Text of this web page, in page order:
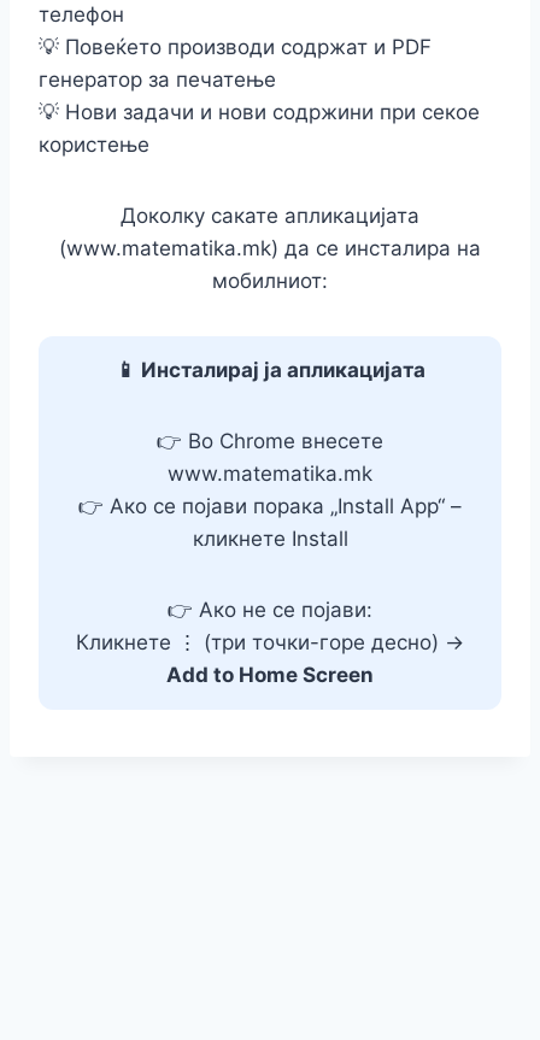
телефон
💡 Повеќето производи содржат и PDF
генератор за печатење
💡 Нови задачи и нови содржини при секое
користење
Доколку сакате апликацијата
(www.matematika.mk) да се инсталира на
мобилниот:
📱 Инсталирај ја апликацијата
👉 Во Chrome внесете
www.matematika.mk
👉 Ако се појави порака „Install App“ –
кликнете Install
👉 Ако не се појави:
Кликнете ⋮ (три точки-горе десно) →
Add to Home Screen